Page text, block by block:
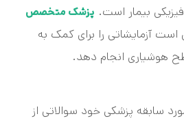
بیمار است. پزشک متخصص
آزمایشاتی را برای کمک به
هوشیاری انجام دهد.
سابقه پزشکی خود سوالاتی از